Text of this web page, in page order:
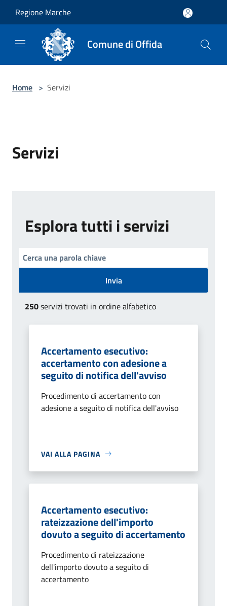
Regione Marche
Comune di Offida
Home > Servizi
Servizi
Esplora tutti i servizi
Invia
250servizi trovati in ordine alfabetico
Accertamento esecutivo:
accertamento con adesione a
seguito di notifica dell'avviso
Procedimento di accertamento con
adesione a seguito di notifica dell'avviso
VAI ALLA PAGINA
Accertamento esecutivo:
rateizzazione dell'importo
dovuto a seguito di accertamento
Procedimento di rateizzazione
dell'importo dovuto a seguito di
accertamento